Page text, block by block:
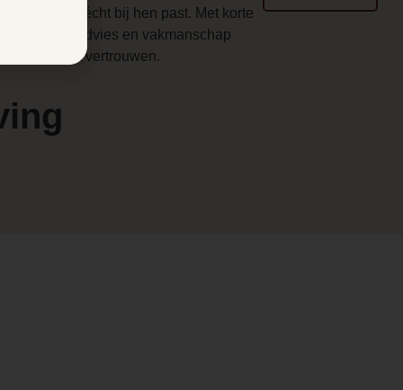
haard die écht bij hen past. Met korte
eerlijk advies en vakmanschap
u kunt vertrouwen.